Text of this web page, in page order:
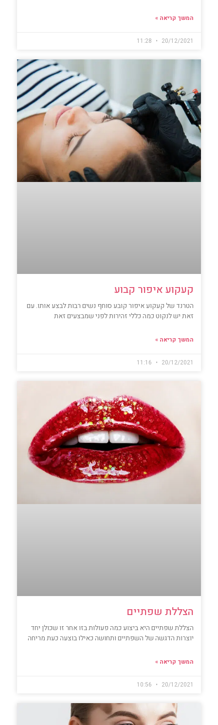
המשך קריאה »
20/12/2021
קעקוע איפור קבוע
הטרנד של קעקוע איפור קובע סוחף נשים רבות לבצע אותו. עם
זאת יש לנקוט כמה כללי זהירות לפני שמבצעים זאת
המשך קריאה »
20/12/2021
הצללת שפתיים
הצללת שפתיים היא ביצוע כמה פעולות בזו אחר זו שכולן יחד
יוצרות הדגשה של השפתיים ותחושה כאילו בוצעה כעת מריחה
המשך קריאה »
20/12/2021